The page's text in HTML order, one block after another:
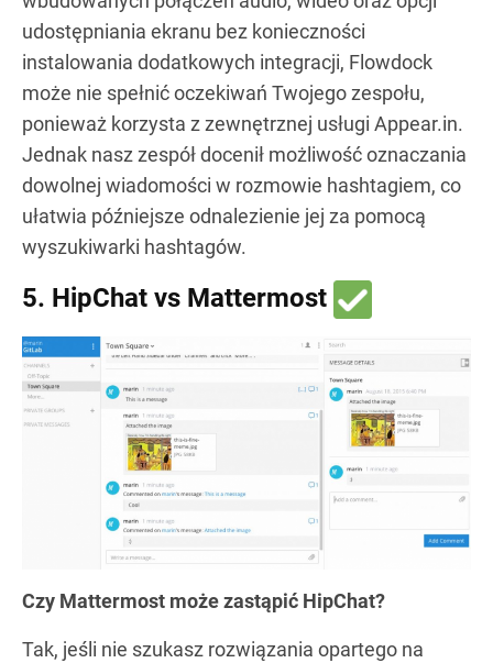
udostępniania ekranu bez konieczności
instalowania dodatkowych integracji, Flowdock
może nie spełnić oczekiwań Twojego zespołu,
ponieważ korzysta z zewnętrznej usługi Appear.in.
Jednak nasz zespół docenił możliwość oznaczania
dowolnej wiadomości w rozmowie hashtagiem, co
ułatwia późniejsze odnalezienie jej za pomocą
wyszukiwarki hashtagów.
5. HipChat vs Mattermost
Czy Mattermost może zastąpić HipChat?
Tak, jeśli nie szukasz rozwiązania opartego na